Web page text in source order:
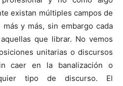
existan múltiples campos de
y más, sin embargo cada
que librar. No vemos
unitarias o discursos
caer en la banalización o
tipo de discurso. El